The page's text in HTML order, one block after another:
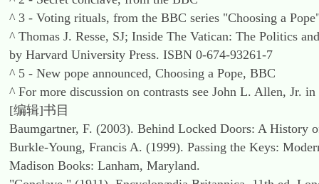
^ 3 - Voting rituals, from the BBC series "Choosing a
^ Thomas J. Resse, SJ; Inside The Vatican: The Politics
by Harvard University Press. ISBN 0-674-93261-7
^ 5 - New pope announced, Choosing a Pope, BBC
^ For more discussion on contrasts see John L. Allen, Jr.
[编辑]书目
Baumgartner, F. (2003). Behind Locked Doors: A History
Burkle-Young, Francis A. (1999). Passing the Keys:
Madison Books: Lanham, Maryland.